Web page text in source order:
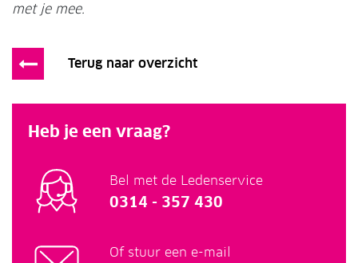
met je mee.
Terug naar overzicht
Heb je een vraag?
Bel met de Ledenservice
0314 - 357 430
Of stuur een e-mail